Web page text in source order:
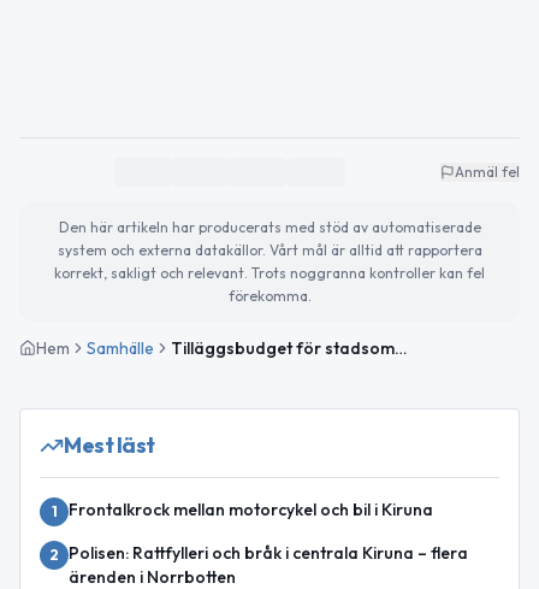
Anmäl fel
Den här artikeln har producerats med stöd av automatiserade
system och externa datakällor. Vårt mål är alltid att rapportera
korrekt, sakligt och relevant. Trots noggranna kontroller kan fel
förekomma.
Hem Samhälle Tilläggsbudget för stadsomvandlingen i Kiruna
Mest läst
1 Frontalkrock mellan motorcykel och bil i Kiruna
2
Polisen: Rattfylleri och bråk i centrala Kiruna – flera
ärenden i Norrbotten